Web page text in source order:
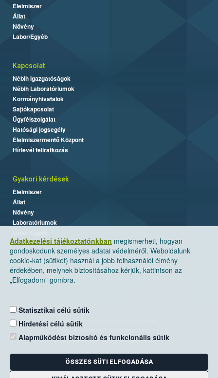
Adatkezelési tájékoztatónkban megismerheti, hogyan
gondoskodunk személyes adatai védelméről. Weboldalunk
cookie-kat (sütiket) használ a jobb felhasználói élmény
érdekében, melynek biztosításához kérjük, kattintson az
„Elfogadom” gombra.
Statisztikai célú sütik
Hirdetési célú sütik
Alapműködést biztosító és funkcionális sütik
ÖSSZES SÜTI ELFOGADÁSA
Élelmiszer
Állat
Növény
Labor/Egyéb
Kapcsolat
Nébih Igazgatóságok
Nébih Laboratóriumok
Kormányhivatalok
Sajtókapcsolat
Ügyfélszolgálat
Hatósági jogsegély
Élelmiszermentő Központ
Hírlevél feliratkozás
Gyakori kérdések
Élelmiszer
Állat
Növény
Laboratóriumok
Nemzeti Élelmiszerlánc-biztonsági Hivatal
Levelezési cím: 1525 Budapest. Pf. 30.
E-mail:ugyfelszolgalat@nebih.gov.hu
Zöld szám: 06-80/263-244